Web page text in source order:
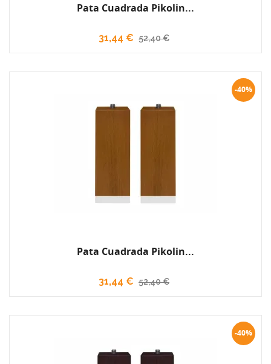
Pata Cuadrada Pikolin...
31,44 € 52,40 €
-40%
Pata Cuadrada Pikolin...
31,44 € 52,40 €
-40%